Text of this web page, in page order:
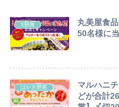
X懸賞
丸美屋食
50名様に
はがき懸賞
マルハニ
どが合計